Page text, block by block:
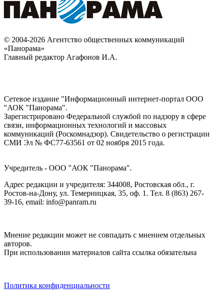
© 2004-2026 Агентство общественных коммуникаций
«Панорама»
Главный редактор Агафонов И.А.
Сетевое издание "Информационный интернет-портал ООО
"АОК "Панорама".
Зарегистрировано Федеральной службой по надзору в сфере
связи, информационных технологий и массовых
коммуникаций (Роскомнадзор). Cвидетельство о регистрации
СМИ Эл № ФС77-63561 от 02 ноября 2015 года.
Учредитель - ООО "АОК "Панорама".
Адрес редакции и учредителя: 344008, Ростовская обл., г.
Ростов-на-Дону, ул. Темерницкая, 35, оф. 1. Тел. 8 (863) 267-
39-16, email: info@panram.ru
Мнение редакции может не совпадать с мнением отдельных
авторов.
При использовании материалов сайта ссылка обязательна
Политика конфиденциальности